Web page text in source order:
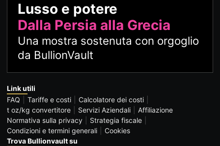
Lusso e potere
Dalla Persia alla Grecia
Una mostra sostenuta con orgoglio
da BullionVault
Link utili
FAQ
Tariffe e costi
Calcolatore dei costi
t oz/kg convertitore
Servizi Aziendali
Affiliazione
Normativa sulla privacy
Strategia fiscale
Condizioni e termini generali
Cookies
Trova Bullionvault su